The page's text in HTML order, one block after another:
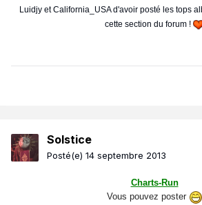
Luidjy et California_USA d'avoir posté les tops
cette section du forum !
Solstice
Posté(e) 14 septembre 2013
Charts-Run
Vous pouvez poster